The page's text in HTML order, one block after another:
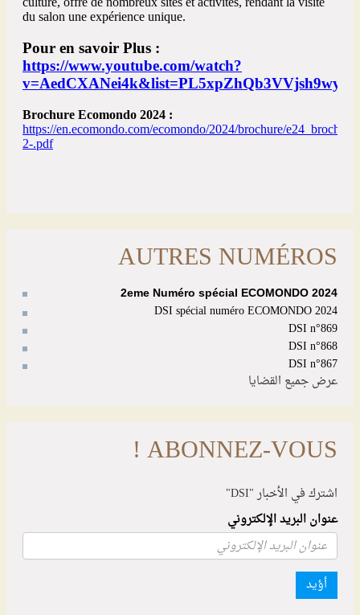
AUTRES NUMÉROS
2eme Numéro spécial ECOMONDO 2024
DSI spécial numéro ECOMONDO 2024
DSI n°869
DSI n°868
DSI n°867
عرض جميع القضايا
ABONNEZ-VOUS !
اشترك في الأخبار "DSI"
عنوان البريد الإلكتروني
أؤيد